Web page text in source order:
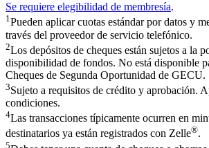
Se requiere elegibilidad de membresía.
1Pueden aplicar cuotas estándar por datos y
través del proveedor de servicio telefónico.
2Los depósitos de cheques están sujetos a la
disponibilidad de fondos. No está disponible
Cheques de Segunda Oportunidad de GECU.
3Sujeto a requisitos de crédito y aprobación.
condiciones.
4Las transacciones típicamente ocurren en
destinatarios ya están registrados con Zelle®.
5